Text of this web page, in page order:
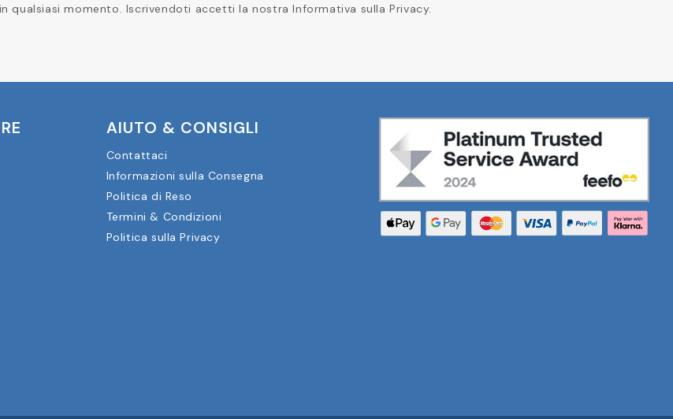
qualsiasi momento. Iscrivendoti accetti la nostra Informativa sulla Privacy.
AIUTO & CONSIGLI
Contattaci
Informazioni sulla Consegna
Politica di Reso
Termini & Condizioni
Politica sulla Privacy